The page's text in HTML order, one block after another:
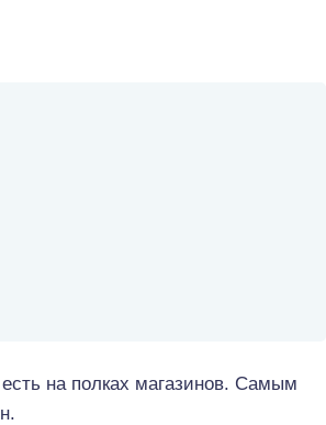
на полках магазинов. Самым